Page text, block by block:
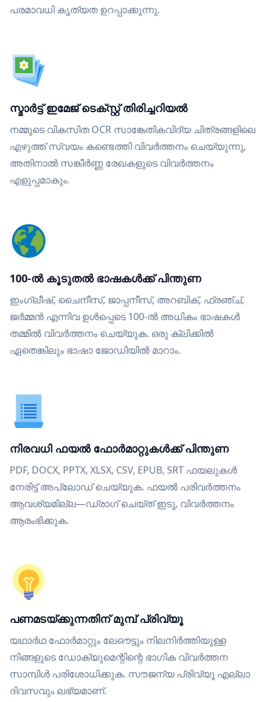
പരമാവധി കൃത്യത ഉറപ്പാക്കുന്നു.
സ്മാർട്ട് ഇമേജ് ടെക്സ്റ്റ് തിരിച്ചറിയൽ
നമ്മുടെ വികസിത OCR സാങ്കേതികവിദ്യ ചിത്രങ്ങളിലെ
എഴുത്ത് സ്വയം കണ്ടെത്തി വിവർത്തനം ചെയ്യുന്നു,
അതിനാൽ സങ്കീർണ്ണ രേഖകളുടെ വിവർത്തനം
എളുപ്പമാകും.
100-ൽ കൂടുതൽ ഭാഷകൾക്ക് പിന്തുണ
ഇംഗ്ലീഷ്, ചൈനീസ്, ജാപ്പനീസ്, അറബിക്, ഫ്രഞ്ച്,
ജർമ്മൻ എന്നിവ ഉൾപ്പെടെ 100-ൽ അധികം ഭാഷകൾ
തമ്മിൽ വിവർത്തനം ചെയ്യുക. ഒരു ക്ലിക്കിൽ
ഏതെങ്കിലും ഭാഷാ ജോഡിയിൽ മാറാം.
നിരവധി ഫയൽ ഫോർമാറ്റുകൾക്ക് പിന്തുണ
PDF, DOCX, PPTX, XLSX, CSV, EPUB, SRT ഫയലുകൾ
നേരിട്ട് അപ്‌ലോഡ് ചെയ്യുക. ഫയൽ പരിവർത്തനം
ആവശ്യമില്ല—ഡ്രാഗ് ചെയ്ത് ഇടൂ, വിവർത്തനം
ആരംഭിക്കുക.
പണമടയ്ക്കുന്നതിന് മുമ്പ് പ്രിവ്യൂ
യഥാർഥ ഫോർമാറ്റും ലേഔട്ടും നിലനിർത്തിയുള്ള
നിങ്ങളുടെ ഡോക്യുമെന്റിന്റെ ഭാഗിക വിവർത്തന
സാമ്പിൾ പരിശോധിക്കുക. സൗജന്യ പ്രിവ്യൂ എല്ലാ
ദിവസവും ലഭ്യമാണ്.